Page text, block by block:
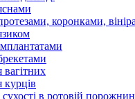
коронками,
вагітних
курців
сухості в ротовій